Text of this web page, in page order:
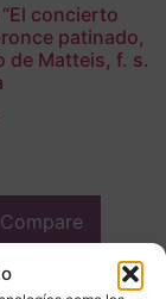
concierto
patinado,
de Matteis, f. s.